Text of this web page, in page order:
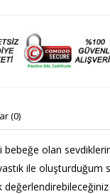
(0)
bebeğe olan
ile oluşturduğum